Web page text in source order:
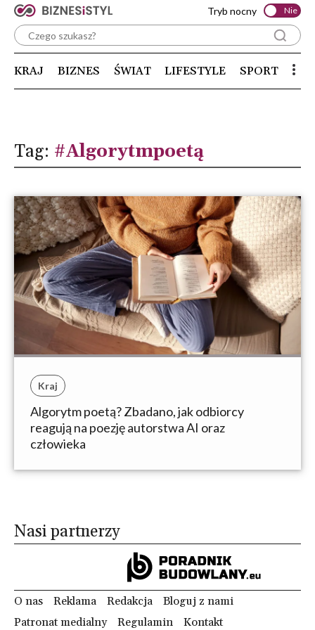
Tryb nocny Nie
KRAJ BIZNES ŚWIAT LIFESTYLE SPORT
Tag: #Algorytmpoetą
Kraj
Algorytm poetą? Zbadano, jak odbiorcy
reagują na poezję autorstwa AI oraz
człowieka
Nasi partnerzy
O nas Reklama Redakcja
Bloguj z nami
Patronat medialny
Regulamin Kontakt